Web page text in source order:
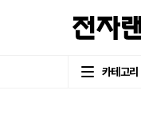
카테고리